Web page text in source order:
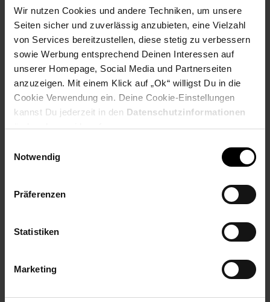
Wir nutzen Cookies und andere Techniken, um unsere
Seiten sicher und zuverlässig anzubieten, eine Vielzahl
von Services bereitzustellen, diese stetig zu verbessern
sowie Werbung entsprechend Deinen Interessen auf
unserer Homepage, Social Media und Partnerseiten
anzuzeigen. Mit einem Klick auf „Ok“ willigst Du in die
Cookie Verwendung ein. Deine Cookie-Einstellungen
kannst Du jederzeit in den Datenschutzinformationen
ändern bzw. widerrufen.
Notwendig
Präferenzen
Statistiken
Marketing
Diese Gitterfolie ist besonders stabil und reißfest. Durch die
transparente Folie, die durch ein grünes Gittergewebe verstärkt
wird, erhalten Ihre Pflanzen mehr Licht, wodurch das
Wachstum gesteigert wird. Durch die Gewächshausfolie sind
die Pflanzen vor Wind und Wetter geschützt.
Verwendung findet diese Folie von allem im Gartenbereich, bei
Gewächshäusern, Folientunneln, bei Frühbeeten, als
Abdeckung von Gartenmöbeln, Sandkästen oder
Brennholzstapeln.
zu Hause individuell zu zuschneiden genügt eine ganz normale
Flächengewicht: 250g/m²
Farbe: grün/transparent